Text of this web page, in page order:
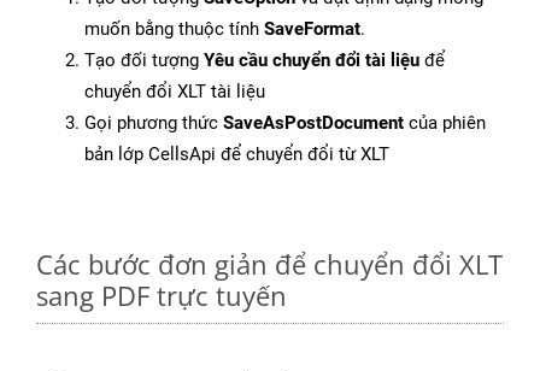
muốn bằng thuộc tính SaveFormat.
Tạo đối tượng Yêu cầu chuyển đổi tài liệu để
chuyển đổi XLT tài liệu
Gọi phương thức SaveAsPostDocument của phiên
bản lớp CellsApi để chuyển đổi từ XLT
Các bước đơn giản để chuyển đổi XLT
sang PDF trực tuyến